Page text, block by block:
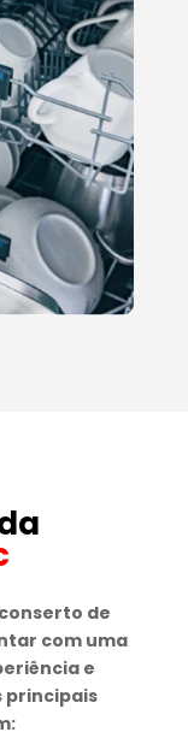
de
com uma
e
principais